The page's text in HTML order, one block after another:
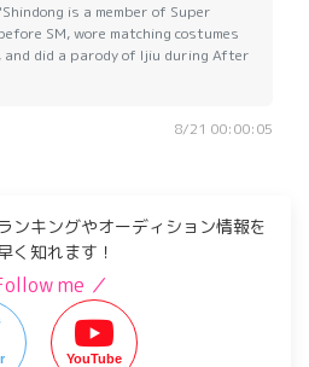
is a member of Super
SM, wore matching costumes
did a parody of Ijiu during After
8/21 00:00:05
ンキングやオーディション情報を
く知れます！
me ／
YouTube